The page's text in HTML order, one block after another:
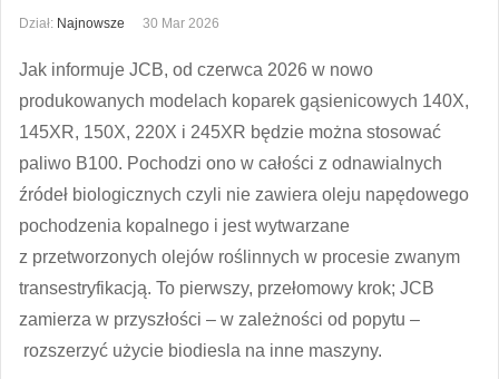
Dział: Najnowsze 30 Mar 2026
Jak informuje JCB, od czerwca 2026 w nowo
produkowanych modelach koparek gąsienicowych 140X,
145XR, 150X, 220X i 245XR będzie można stosować
paliwo B100. Pochodzi ono w całości z odnawialnych
źródeł biologicznych czyli nie zawiera oleju napędowego
pochodzenia kopalnego i jest wytwarzane
z przetworzonych olejów roślinnych w procesie zwanym
transestryfikacją. To pierwszy, przełomowy krok; JCB
zamierza w przyszłości – w zależności od popytu –
rozszerzyć użycie biodiesla na inne maszyny.